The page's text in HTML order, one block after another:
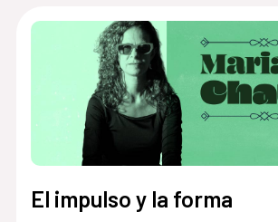
El impulso y la forma